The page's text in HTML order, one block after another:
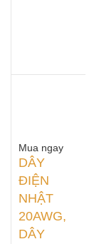
Mua ngay
DÂY
ĐIỆN
NHẬT
20AWG,
DÂY